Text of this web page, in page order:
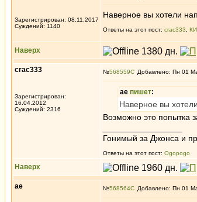
Зарегистрирован: 08.11.2017
Суждений: 1140
Наверное вы хотели
Ответы на этот пост: crac333 КИ
Наверх
crac333
Зарегистрирован:
16.04.2012
Суждений: 2316
№568559 Добавлено: Пн 01
ae пишет:
Наверное вы
Возможно это попытка
Гонимый за Джонса и
Ответы на этот пост: Ogopogo
Наверх
ae №568564 Добавлено: Пн 01